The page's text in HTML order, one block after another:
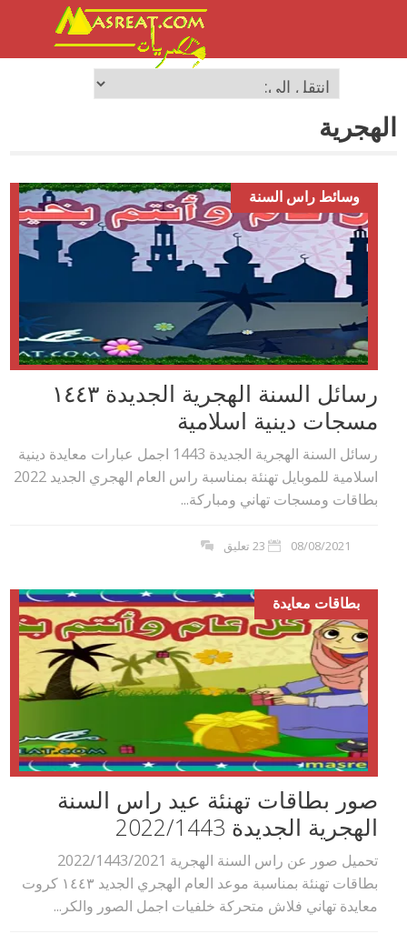
الهجرية
وسائط راس السنة
رسائل السنة الهجرية الجديدة ١٤٤۳
مسجات دينية اسلامية
رسائل السنة الهجرية الجديدة 1443 اجمل عبارات معايدة دينية
اسلامية للموبايل تهنئة بمناسبة راس العام الهجري الجديد 2022
بطاقات ومسجات تهاني ومباركة...
08/08/2021 23 تعليق
بطاقات معايدة
صور بطاقات تهنئة عيد راس السنة
الهجرية الجديدة 2022/1443
تحميل صور عن راس السنة الهجرية 2022/1443/2021
بطاقات تهنئة بمناسبة موعد العام الهجري الجديد ١٤٤۳ كروت
معايدة تهاني فلاش متحركة خلفيات اجمل الصور والكر...